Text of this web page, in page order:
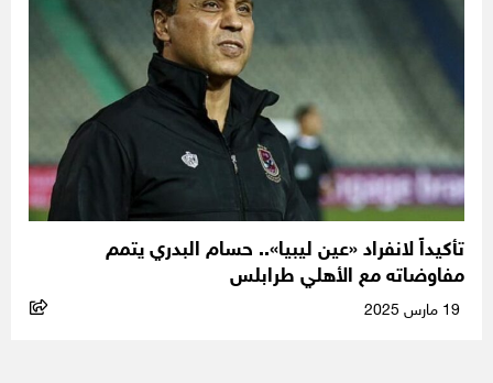
تأكيداً لانفراد «عين ليبيا».. حسام البدري يتمم
مفاوضاته مع الأهلي طرابلس